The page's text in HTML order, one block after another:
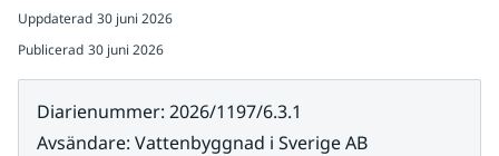
Uppdaterad 30 juni 2026
Publicerad 30 juni 2026
Diarienummer: 2026/1197/6.3.1
Avsändare: Vattenbyggnad i Sverige AB